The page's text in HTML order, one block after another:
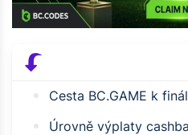
Cesta BC.GAME k
Úrovně výplaty